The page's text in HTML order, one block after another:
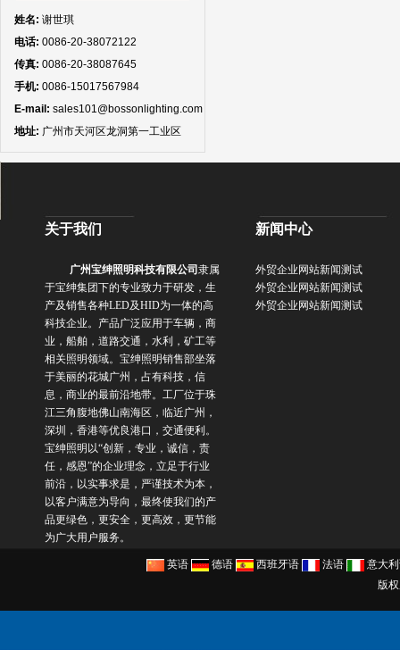
姓名: 谢世琪
电话: 0086-20-38072122
传真: 0086-20-38087645
手机: 0086-15017567984
E-mail: sales101@bossonlighting.com
地址: 广州市天河区龙洞第一工业区
关于我们
广州宝绅照明科技有限公司 隶属
于宝绅集团下的专业致力于研发，生
产及销售各种LED及HID为一体的高
科技企业。产品广泛应用于车辆，商
业，船舶，道路交通，水利，矿工等
相关照明领域。 宝绅照明销售部坐落
于美丽的花城广州，占有科技，信
息，商业的最前沿地带。工厂位于珠
江三角腹地佛山南海区，临近广州，
深圳，香港等优良港口，交通便利。
宝绅照明以“创新，专业，诚信，责
任，感恩”的企业理念，立足于行业
前沿，以实事求是，严谨技术为本，
以客户满意为导向，最终使我们的产
品更绿色，更安全，更高效，更节能
为广大用户服务。
新闻中心
外贸企业网站新闻测试
外贸企业网站新闻测试
外贸企业网站新闻测试
英语 德语 西班牙语 法语
意大
版